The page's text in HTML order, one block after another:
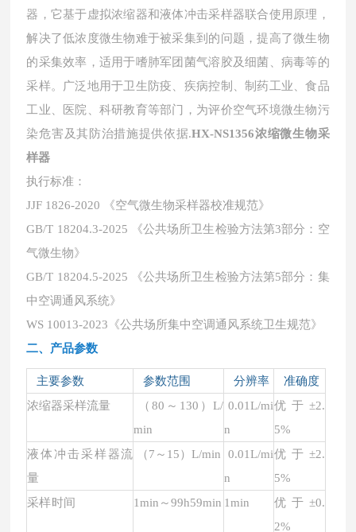
器，它基于虚拟浓缩器和液体冲击采样器联合使用原理，
解决了低浓度微生物难于被采集到的问题，提高了微生物
的采集效率，适用于嗜肺军团菌气溶胶及细菌、病毒等的
采样。广泛地用于卫生防疫、疾病控制、制药工业、食品
工业、医院、科研教育等部门，为评价空气环境微生物污
染危害及其防治措施提供依据.HX-NS1356浓缩微生物采
样器
执行标准：
JJF 1826-2020 《空气微生物采样器校准规范》
GB/T 18204.3-2025 《公共场所卫生检验方法第3部分：空
气微生物》
GB/T 18204.5-2025 《公共场所卫生检验方法第5部分：集
中空调通风系统》
WS 10013-2023 《公共场所集中空调通风系统卫生规范》
二、产品参数
主要参数 参数范围 分辨率
准确度
浓缩器采样流量
（80 ～ 130 ）L/
min
0.01L/mi
n
优于±2.
5%
液体冲击采样器流
量
（7 ～ 15）L/min
0.01L/mi
n
优于±2.
5%
采样时间
1min ～99h59min 1min 优于±0.
2%